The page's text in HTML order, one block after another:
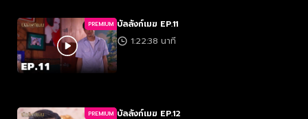
PREMIUM บัลลังก์เมฆ EP.11
1:22:38 นาที
PREMIUM บัลลังก์เมฆ EP.12